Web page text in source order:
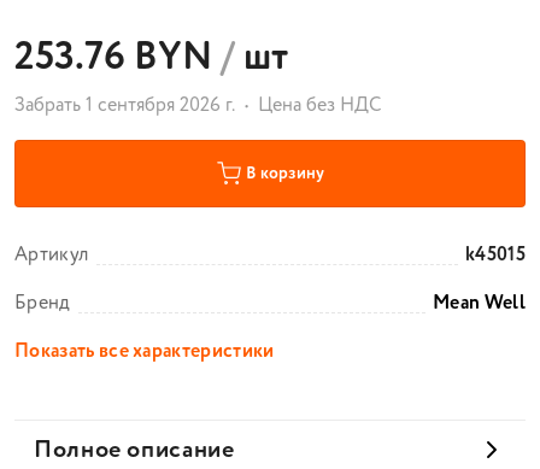
253.76 BYN/шт
Забрать 1 сентября 2026 г. Цена без НДС
В корзину
Артикул
k45015
Бренд
Mean Well
Показать все характеристики
Полное описание